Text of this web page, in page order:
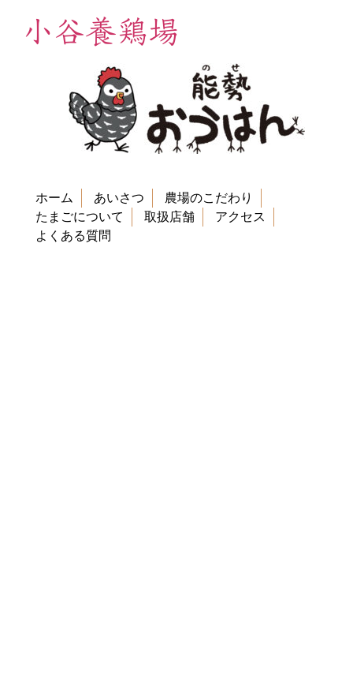
小谷養鶏場
ホーム あいさつ
農場のこだわり
たまごについて
取扱店舗
アクセス
よくある質問